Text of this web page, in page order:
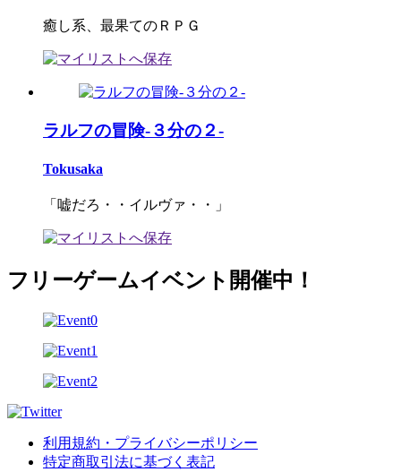
癒し系、最果てのＲＰＧ
ラルフの冒険-３分の２-
Tokusaka
「嘘だろ・・イルヴァ・・」
フリーゲームイベント開催中！
利用規約・プライバシーポリシー
特定商取引法に基づく表記